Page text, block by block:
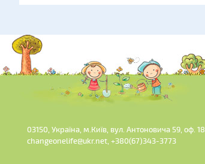
03150, Україна, м.Київ, вул. Антоновича 59, оф. 18
changeonelife@ukr.net, +380(67)343-3773